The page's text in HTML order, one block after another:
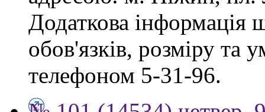
Додаткова інформація
обов'язків, розміру та
телефоном 5-31-96.